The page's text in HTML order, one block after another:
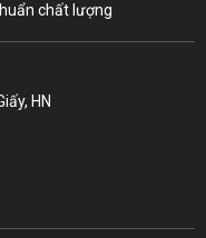
chất lượng
HN